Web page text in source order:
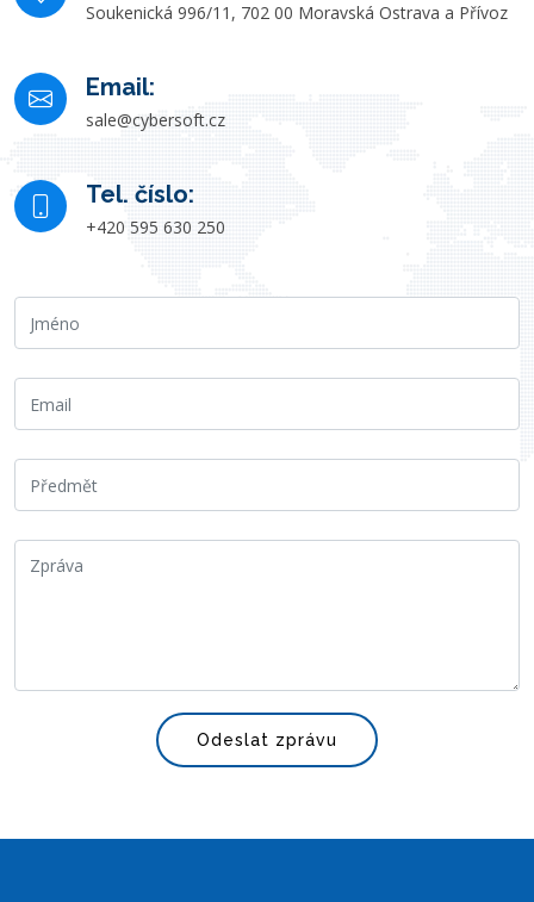
Soukenická 996/11, 702 00 Moravská Ostrava a Přívoz
Email:
sale@cybersoft.cz
Tel. číslo:
+420 595 630 250
Odeslat zprávu